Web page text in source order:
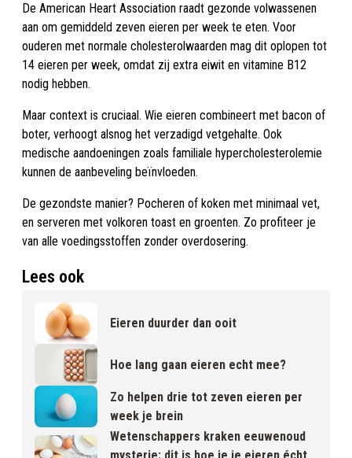
De American Heart Association raadt gezonde volwassenen
aan om gemiddeld zeven eieren per week te eten. Voor
ouderen met normale cholesterolwaarden mag dit oplopen tot
14 eieren per week, omdat zij extra eiwit en vitamine B12
nodig hebben.
Maar context is cruciaal. Wie eieren combineert met bacon of
boter, verhoogt alsnog het verzadigd vetgehalte. Ook
medische aandoeningen zoals familiale hypercholesterolemie
kunnen de aanbeveling beïnvloeden.
De gezondste manier? Pocheren of koken met minimaal vet,
en serveren met volkoren toast en groenten. Zo profiteer je
van alle voedingsstoffen zonder overdosering.
Lees ook
Eieren duurder dan ooit
Hoe lang gaan eieren echt mee?
Zo helpen drie tot zeven eieren per
week je brein
Wetenschappers kraken eeuwenoud